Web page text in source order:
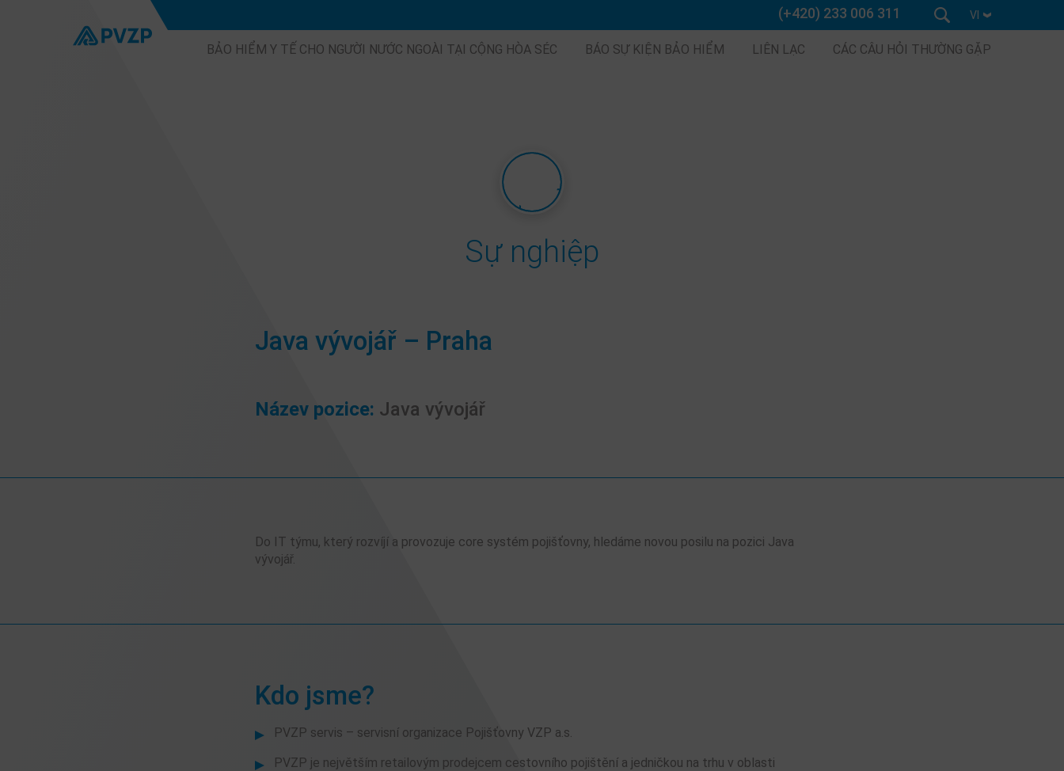
(+420) 233 006 311 VI
BẢO HIỂM Y TẾ CHO NGƯỜI NƯỚC NGOÀI TẠI CỘNG HÒA SÉC BÁO SỰ KIỆN BẢO HIỂM LIÊN LẠC CÁC CÂU HỎI THƯỜNG GẶP
Sự nghiệp
Java vývojář – Praha
Název pozice: Java vývojář
Do IT týmu, který rozvíjí a provozuje core systém pojišťovny, hledáme novou posilu na pozici Java
vývojář.
Kdo jsme?
PVZP servis – servisní organizace Pojišťovny VZP a.s.
PVZP je největším retailovým prodejcem cestovního pojištění a jedničkou na trhu v oblasti